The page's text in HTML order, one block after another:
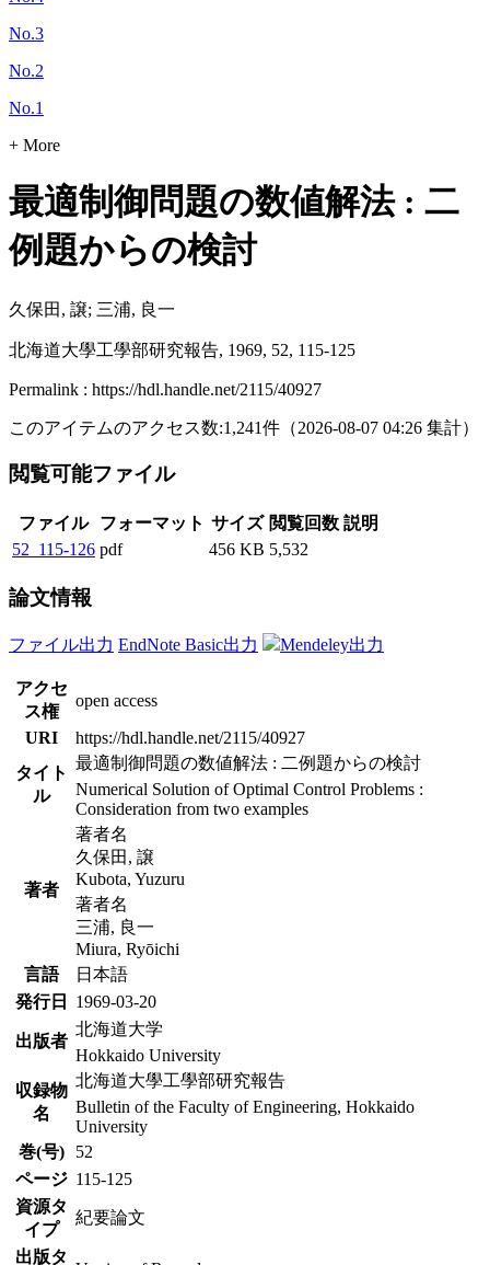
No.3
No.2
No.1
+ More
最適制御問題の数値解法 : 二
例題からの検討
久保田, 譲; 三浦, 良一
北海道大學工學部研究報告, 1969, 52, 115-125
Permalink : https://hdl.handle.net/2115/40927
このアイテムのアクセス数:1,241件 （2026-08-07 04:26 集計）
閲覧可能ファイル
ファイル フォーマット サイズ 閲覧回数 説明
52_115-126 pdf 456 KB 5,532
論文情報
ファイル出力 EndNote Basic出力 Mendeley出力
アクセ
ス権
open access
URI
https://hdl.handle.net/2115/40927
タイト
ル
最適制御問題の数値解法 : 二例題からの検討
Numerical Solution of Optimal Control Problems :
Consideration from two examples
著者
著者名
久保田, 譲
Kubota, Yuzuru
著者名
三浦, 良一
Miura, Ryōichi
言語
日本語
発行日
1969-03-20
出版者
北海道大学
Hokkaido University
収録物
名
北海道大學工學部研究報告
Bulletin of the Faculty of Engineering, Hokkaido
University
巻(号)
52
ページ 115-125
資源タ
イプ
紀要論文
出版タ